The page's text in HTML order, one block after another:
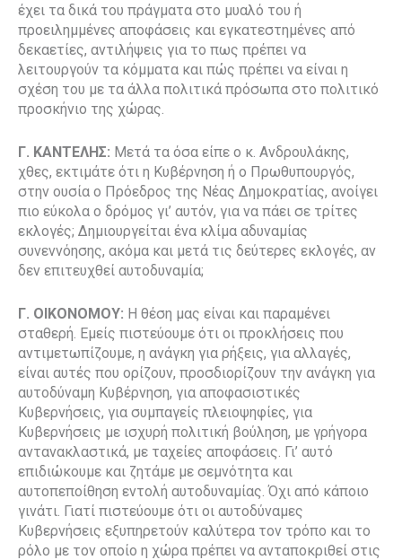
έχει τα δικά του πράγματα στο μυαλό του ή
προειλημμένες αποφάσεις και εγκατεστημένες από
δεκαετίες, αντιλήψεις για το πως πρέπει να
λειτουργούν τα κόμματα και πώς πρέπει να είναι η
σχέση του με τα άλλα πολιτικά πρόσωπα στο πολιτικό
προσκήνιο της χώρας.
Γ. ΚΑΝΤΕΛΗΣ: Μετά τα όσα είπε ο κ. Ανδρουλάκης,
χθες, εκτιμάτε ότι η Κυβέρνηση ή ο Πρωθυπουργός,
στην ουσία ο Πρόεδρος της Νέας Δημοκρατίας, ανοίγει
πιο εύκολα ο δρόμος γι’ αυτόν, για να πάει σε τρίτες
εκλογές; Δημιουργείται ένα κλίμα αδυναμίας
συνεννόησης, ακόμα και μετά τις δεύτερες εκλογές, αν
δεν επιτευχθεί αυτοδυναμία;
Γ. ΟΙΚΟΝΟΜΟΥ: Η θέση μας είναι και παραμένει
σταθερή. Εμείς πιστεύουμε ότι οι προκλήσεις που
αντιμετωπίζουμε, η ανάγκη για ρήξεις, για αλλαγές,
είναι αυτές που ορίζουν, προσδιορίζουν την ανάγκη για
αυτοδύναμη Κυβέρνηση, για αποφασιστικές
Κυβερνήσεις, για συμπαγείς πλειοψηφίες, για
Κυβερνήσεις με ισχυρή πολιτική βούληση, με γρήγορα
αντανακλαστικά, με ταχείες αποφάσεις. Γι’ αυτό
επιδιώκουμε και ζητάμε με σεμνότητα και
αυτοπεποίθηση εντολή αυτοδυναμίας. Όχι από κάποιο
γινάτι. Γιατί πιστεύουμε ότι οι αυτοδύναμες
Κυβερνήσεις εξυπηρετούν καλύτερα τον τρόπο και το
ρόλο με τον οποίο η χώρα πρέπει να ανταποκριθεί στις